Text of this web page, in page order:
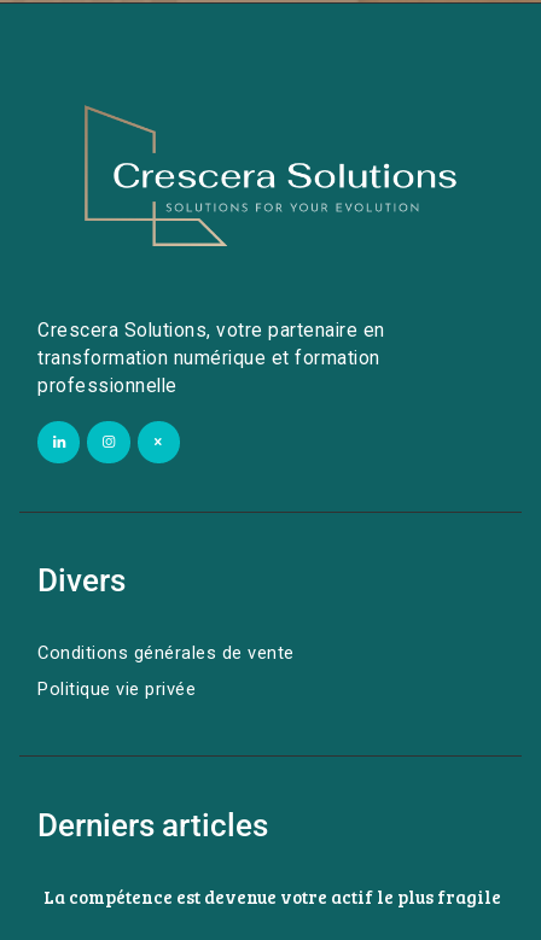
Crescera Solutions, votre partenaire en
transformation numérique et formation
professionnelle
Divers
Conditions générales de vente
Politique vie privée
Derniers articles
La compétence est devenue votre actif le plus fragile